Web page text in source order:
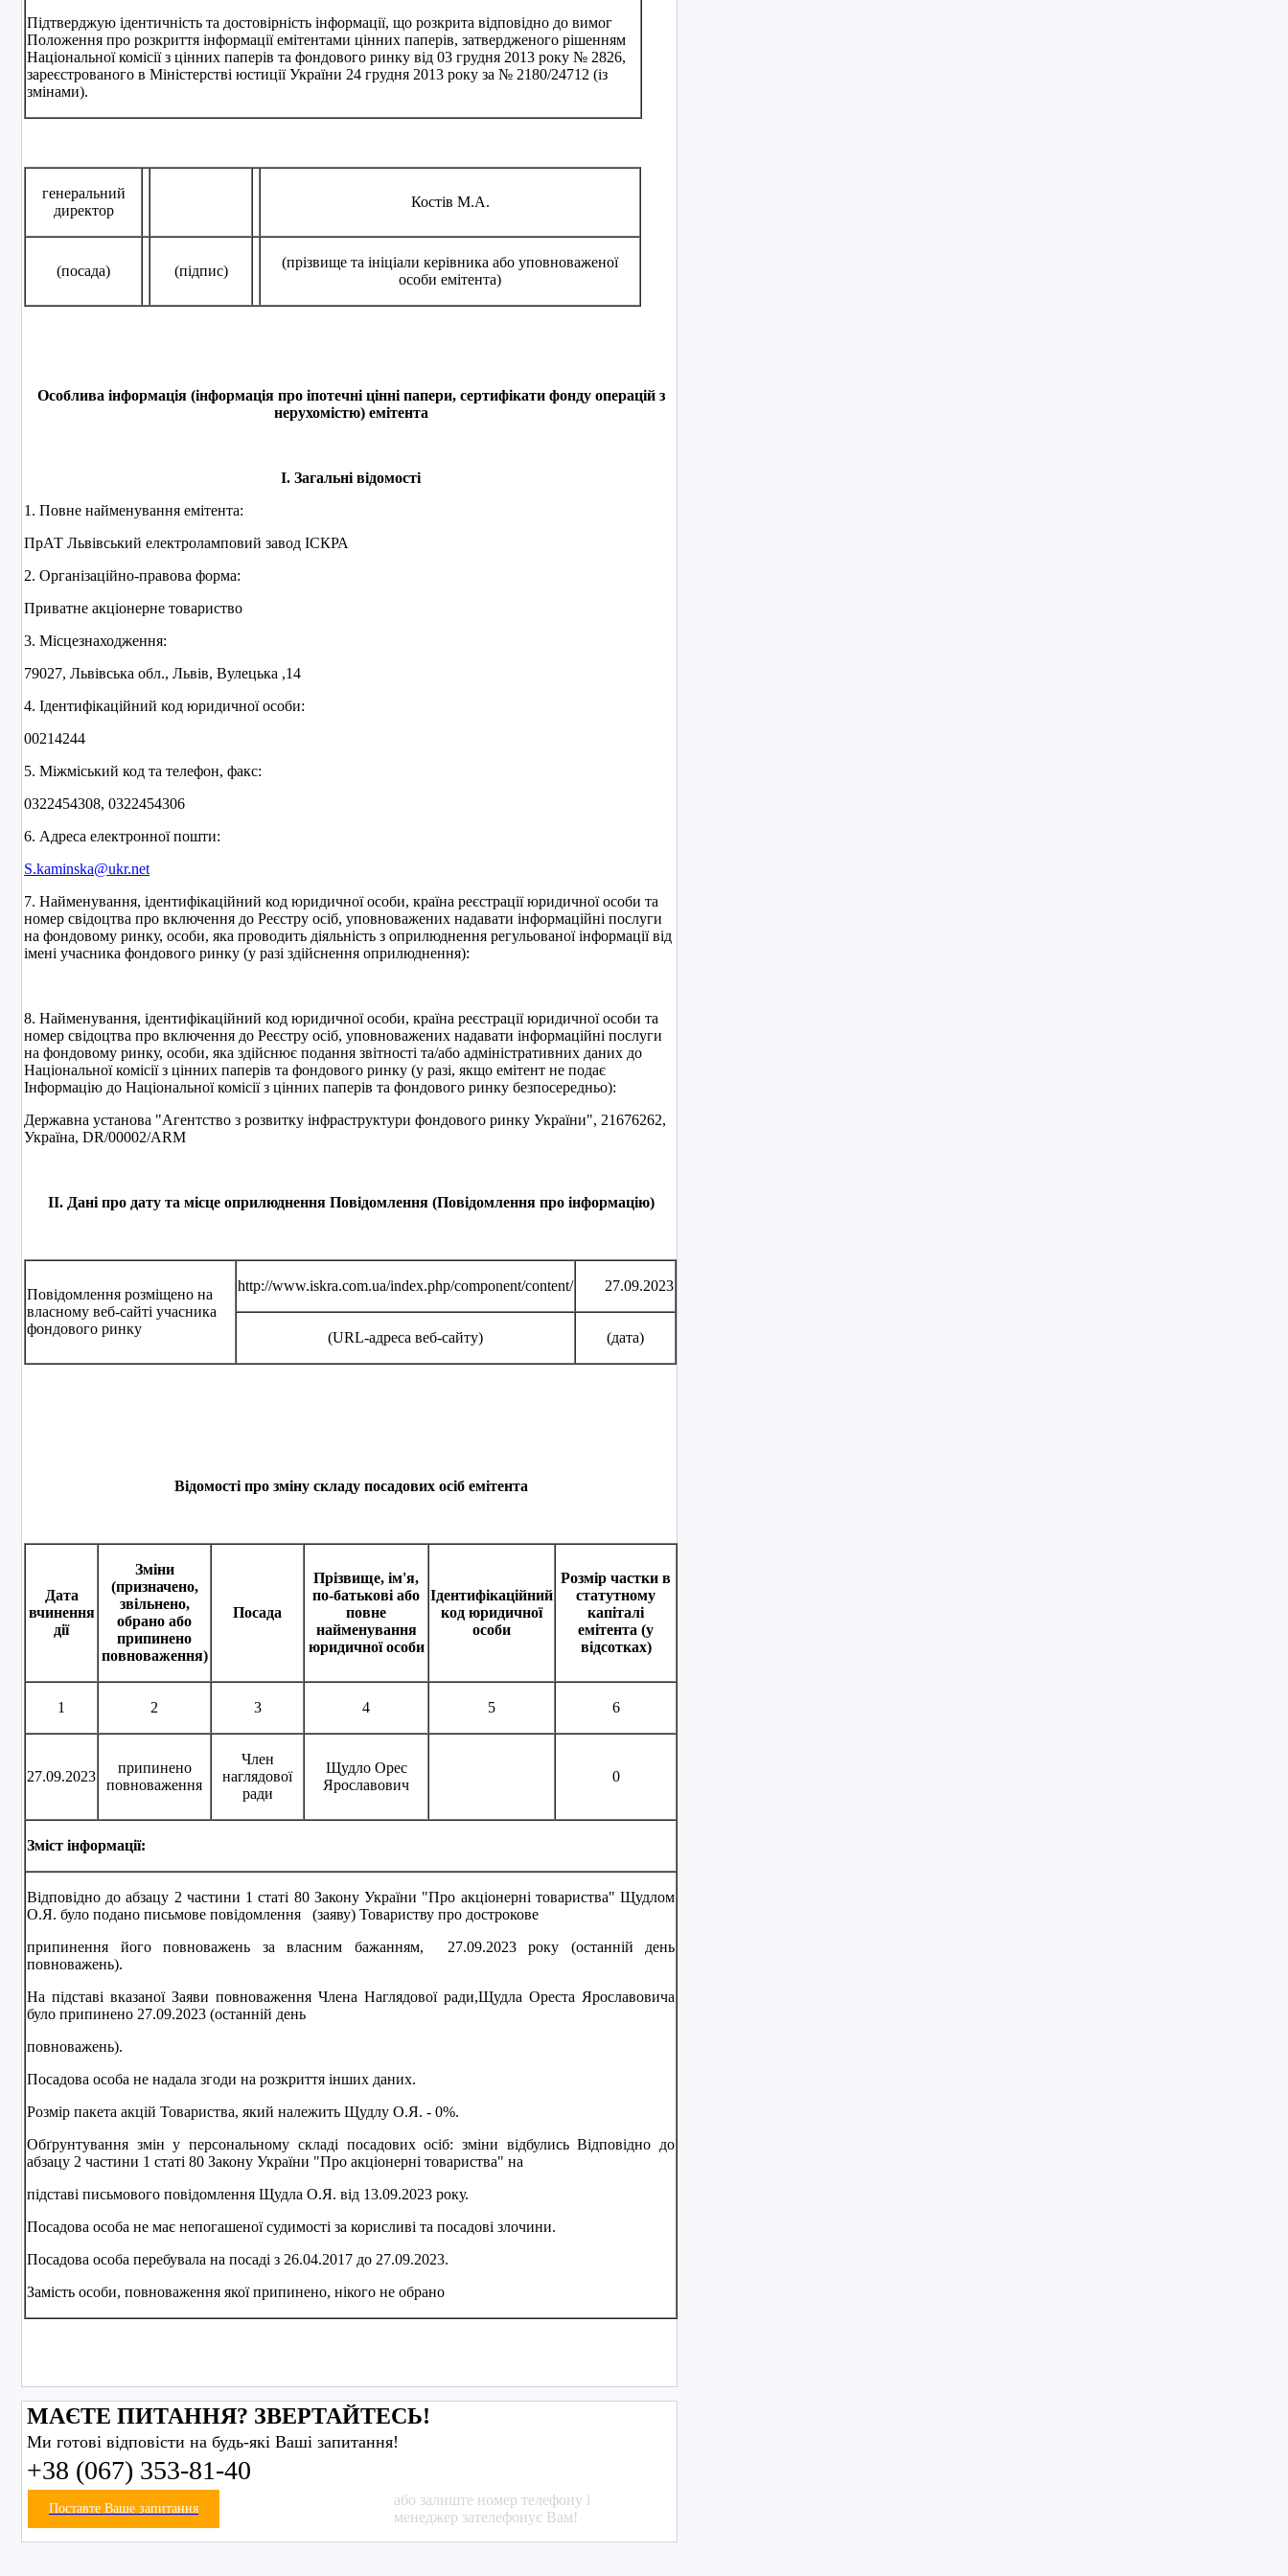
Підтверджую ідентичність та достовірність інформації, що розкрита відповідно до вимог
Положення про розкриття інформації емітентами цінних паперів, затвердженого рішенням
Національної комісії з цінних паперів та фондового ринку від 03 грудня 2013 року № 2826,
зареєстрованого в Міністерстві юстиції України 24 грудня 2013 року за № 2180/24712 (із
змінами).
генеральний
директор
Костів М.А.
(посада) (підпис)
(прізвище та ініціали керівника або уповноваженої
особи емітента)
Особлива інформація (інформація про іпотечні цінні папери, сертифікати фонду операцій з
нерухомістю) емітента
І. Загальні відомості
1. Повне найменування емітента:
ПрАТ Львівський електроламповий завод ІСКРА
2. Організаційно-правова форма:
Приватне акціонерне товариство
3. Місцезнаходження:
79027, Львівська обл., Львів, Вулецька ,14
4. Ідентифікаційний код юридичної особи:
00214244
5. Міжміський код та телефон, факс:
0322454308, 0322454306
6. Адреса електронної пошти:
S.kaminska@ukr.net
7. Найменування, ідентифікаційний код юридичної особи, країна реєстрації юридичної особи та
номер свідоцтва про включення до Реєстру осіб, уповноважених надавати інформаційні послуги
на фондовому ринку, особи, яка проводить діяльність з оприлюднення регульованої інформації від
імені учасника фондового ринку (у разі здійснення оприлюднення):
8. Найменування, ідентифікаційний код юридичної особи, країна реєстрації юридичної особи та
номер свідоцтва про включення до Реєстру осіб, уповноважених надавати інформаційні послуги
на фондовому ринку, особи, яка здійснює подання звітності та/або адміністративних даних до
Національної комісії з цінних паперів та фондового ринку (у разі, якщо емітент не подає
Інформацію до Національної комісії з цінних паперів та фондового ринку безпосередньо):
Державна установа "Агентство з розвитку інфраструктури фондового ринку України", 21676262,
Україна, DR/00002/ARM
ІІ. Дані про дату та місце оприлюднення Повідомлення (Повідомлення про інформацію)
Повідомлення розміщено на
власному веб-сайті учасника
фондового ринку
http://www.iskra.com.ua/index.php/component/content/ 27.09.2023
(URL-адреса веб-сайту) (дата)
Відомості про зміну складу посадових осіб емітента
Дата
вчинення
дії
Зміни
(призначено,
звільнено,
обрано або
припинено
повноваження)
Посада
Прізвище, ім'я,
по-батькові або
повне
найменування
юридичної особи
Ідентифікаційний
код юридичної
особи
Розмір частки в
статутному
капіталі
емітента (у
відсотках)
1 2 3 4 5 6
27.09.2023
припинено
повноваження
Член
наглядової
ради
Щудло Орес
Ярославович
0
Зміст інформації:
Відповідно до абзацу 2 частини 1 статі 80 Закону України "Про акціонерні товариства" Щудлом
О.Я. було подано письмове повідомлення (заяву) Товариству про дострокове
припинення його повноважень за власним бажанням, 27.09.2023 року (останній день
повноважень).
На підставі вказаної Заяви повноваження Члена Наглядової ради,Щудла Ореста Ярославовича
було припинено 27.09.2023 (останній день
повноважень).
Посадова особа не надала згоди на розкриття інших даних.
Розмір пакета акцій Товариства, який належить Щудлу О.Я. - 0%.
Обґрунтування змін у персональному складі посадових осіб: зміни відбулись Відповідно до
абзацу 2 частини 1 статі 80 Закону України "Про акціонерні товариства" на
підставі письмового повідомлення Щудла О.Я. від 13.09.2023 року.
Посадова особа не має непогашеної судимостi за корисливi та посадовi злочини.
Посадова особа перебувала на посадi з 26.04.2017 до 27.09.2023.
Замість особи, повноваження якої припинено, нікого не обрано
МАЄТЕ ПИТАННЯ? ЗВЕРТАЙТЕСЬ!
Ми готові відповісти на будь-які Ваші запитання!
+38 (067) 353-81-40
Поставте Ваше запитання
або залиште номер телефону і
менеджер зателефонує Вам!